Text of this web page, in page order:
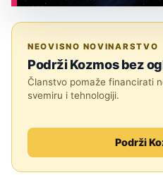
NEOVISNO NOVINARSTVO
Podrži Kozmos bez
Članstvo pomaže financirati
svemiru i tehnologiji.
Podrži